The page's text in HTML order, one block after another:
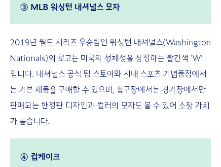
③ MLB 워싱턴 내셔널스 모자
2019년 월드 시리즈 우승팀인 워싱턴 내셔널스(Washington
Nationals)의 로고는 미국의 정체성을 상징하는 빨간색 ‘W’
입니다. 내셔널스 공식 팀 스토어와 시내 스포츠 기념품점에서
는 기본 제품을 구매할 수 있으며, 홈구장에서는 경기장에서만
판매되는 한정판 디자인과 컬러의 모자도 볼 수 있어 소장 가치
가 높습니다.
④ 컵케이크